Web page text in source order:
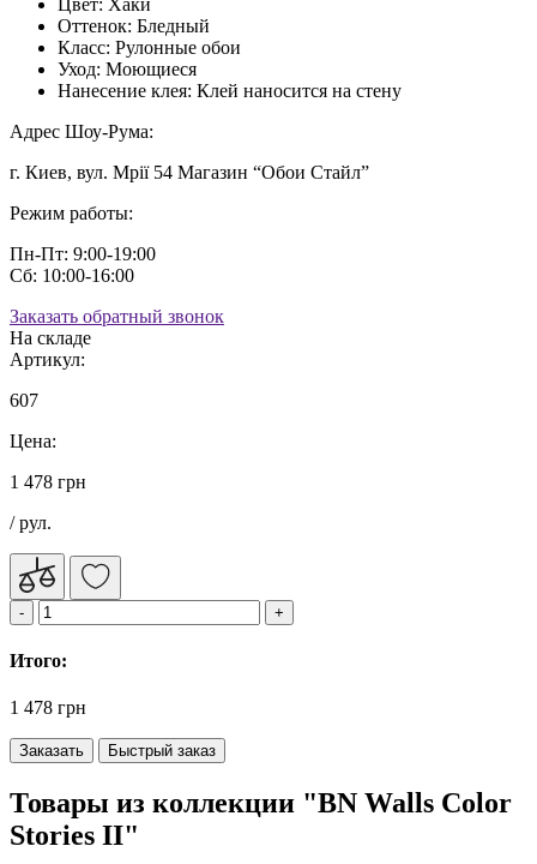
Оттенок: Бледный
Класс: Рулонные обои
Уход: Моющиеся
Нанесение клея: Клей наносится на стену
Адрес Шоу-Рума:
г. Киев, вул. Мрії 54 Магазин “Обои Стайл”
Режим работы:
Пн-Пт: 9:00-19:00
Сб: 10:00-16:00
Заказать обратный звонок
На складе
Артикул:
607
Цена:
1 478 грн
/ рул.
Итого:
1 478 грн
Заказать Быстрый заказ
Товары из коллекции "BN Walls Color
Stories II"